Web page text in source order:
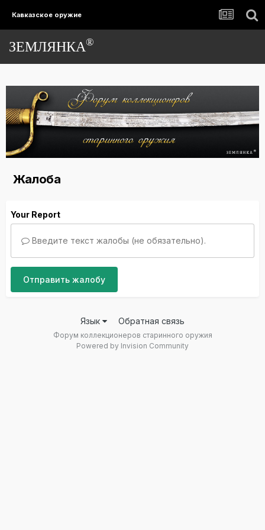
Кавказское оружие
ЗЕМЛЯНКА®
Жалоба
Your Report
Введите текст жалобы (не обязательно).
Отправить жалобу
Язык Обратная связь
Форум коллекционеров старинного оружия
Powered by Invision Community